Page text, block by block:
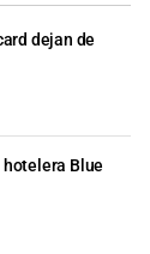
dejan de
hotelera Blue